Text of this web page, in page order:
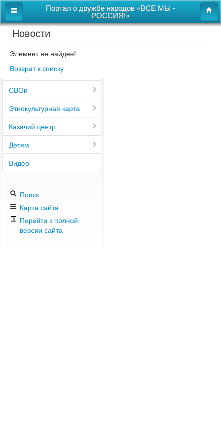
Портал о дружбе народов «ВСЕ МЫ -
РОССИЯ!»
Главная
Дом дружбы народов
Новости
СВОи
Этнокультурная карта
Казачий центр
Детям
Видео
Поиск
Карта сайта
Перейти к полной
версии сайта
Новости
Элемент не найден!
Возврат к списку